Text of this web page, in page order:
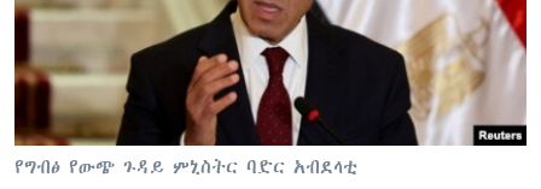
ቋንቋዎች
የግብፅ የውጭ ጉዳይ ምኒስትር ባድር አብደላቲ